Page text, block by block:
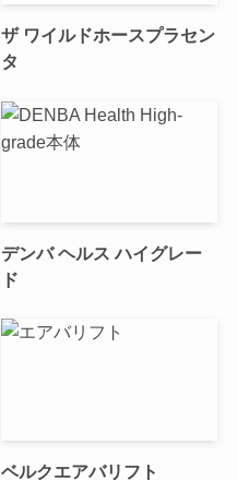
ザ ワイルドホースプラセン
タ
デンバ ヘルス ハイグレー
ド
ベルクエアバリフト